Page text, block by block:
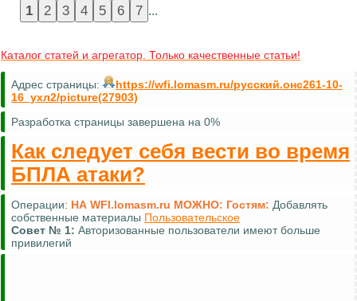
...
Каталог статей и агрегатор. Только качественные статьи!
Адрес страницы:
https://wfi.lomasm.ru/русский.онс261-10-
16_ухл2/picture(27903)
Разработка страницы завершена на 0%
Как следует себя вести во время
БПЛА атаки?
Операции: НА WFI.lomasm.ru МОЖНО: Гостям: Добавлять
собственные материалы Пользовательское
Совет № 1: Авторизованные пользователи имеют больше
привилегий